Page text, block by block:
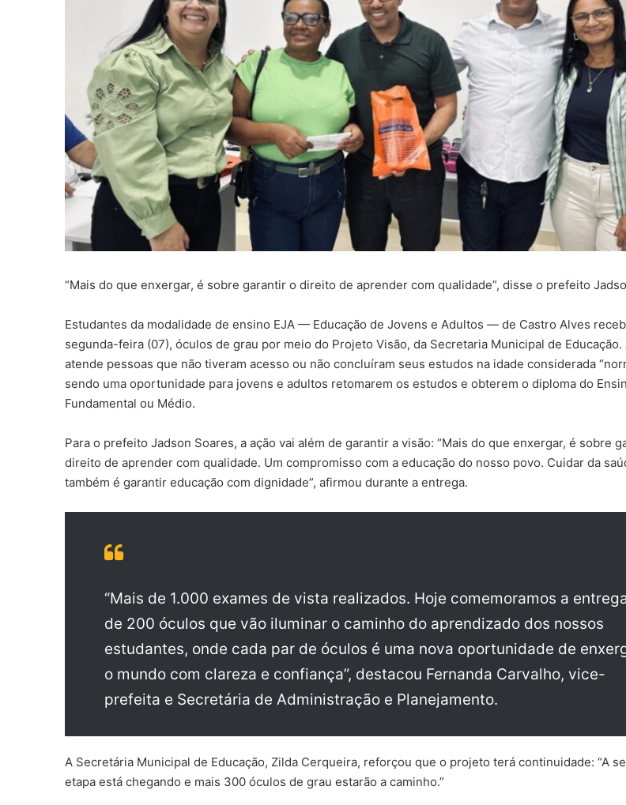
“Mais do que enxergar, é sobre garantir o direito de aprender com qualidade”, disse o prefeito
Estudantes da modalidade de ensino EJA — Educação de Jovens e Adultos — de Castro Alves
segunda-feira (07), óculos de grau por meio do Projeto Visão, da Secretaria Municipal de Educação.
atende pessoas que não tiveram acesso ou não concluíram seus estudos na idade considerada
sendo uma oportunidade para jovens e adultos retomarem os estudos e obterem o diploma do
Fundamental ou Médio.
Para o prefeito Jadson Soares, a ação vai além de garantir a visão: “Mais do que enxergar, é sobre
direito de aprender com qualidade. Um compromisso com a educação do nosso povo. Cuidar da
também é garantir educação com dignidade”, afirmou durante a entrega.
“Mais de 1.000 exames de vista realizados. Hoje comemoramos a
de 200 óculos que vão iluminar o caminho do aprendizado dos nossos
estudantes, onde cada par de óculos é uma nova oportunidade de
o mundo com clareza e confiança”, destacou Fernanda Carvalho, vice-
prefeita e Secretária de Administração e Planejamento.
A Secretária Municipal de Educação, Zilda Cerqueira, reforçou que o projeto terá continuidade: “A
etapa está chegando e mais 300 óculos de grau estarão a caminho.”